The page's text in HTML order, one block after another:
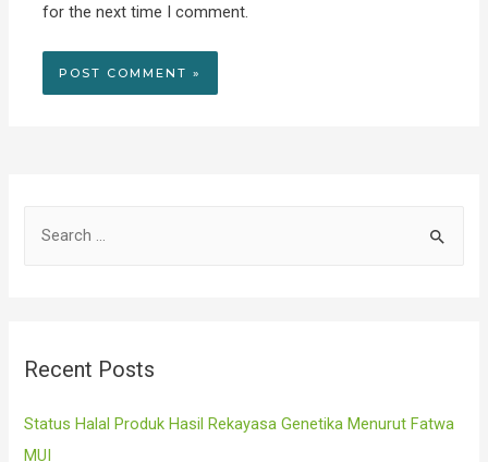
for the next time I comment.
hRecent Posts
Status Halal Produk Hasil Rekayasa Genetika Menurut Fatwa
MUI